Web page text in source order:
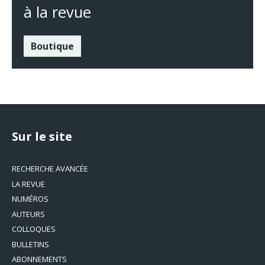
à la revue
Boutique
Sur le site
RECHERCHE AVANCÉE
LA REVUE
NUMÉROS
AUTEURS
COLLOQUES
BULLETINS
ABONNEMENTS